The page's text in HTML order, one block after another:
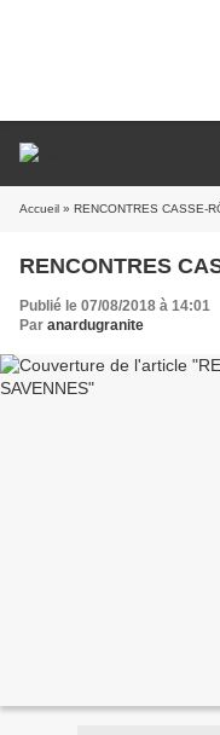
Accueil » RENCONTRES CASSE-
RENCONTRES
Publié le 07/08/2018 à 14:01
Par anardugranite